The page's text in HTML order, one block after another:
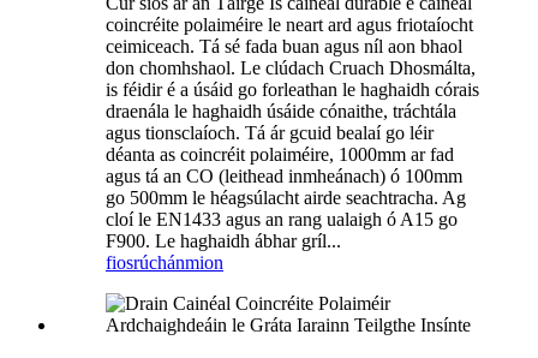
coincréite polaiméire le neart ard agus friotaíocht
ceimiceach. Tá sé fada buan agus níl aon bhaol
don chomhshaol. Le clúdach Cruach Dhosmálta,
is féidir é a úsáid go forleathan le haghaidh córais
draenála le haghaidh úsáide cónaithe, tráchtála
agus tionsclaíoch. Tá ár gcuid bealaí go léir
déanta as coincréit polaiméire, 1000mm ar fad
agus tá an CO (leithead inmheánach) ó 100mm
go 500mm le héagsúlacht airde seachtracha. Ag
cloí le EN1433 agus an rang ualaigh ó A15 go
F900. Le haghaidh ábhar gríl...
fiosrúchánmion